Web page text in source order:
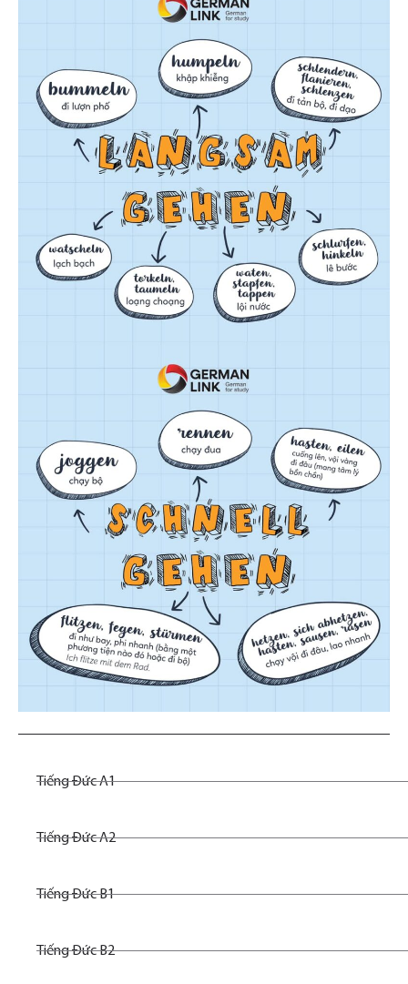
Tiếng Đức A1
Tiếng Đức A2
Tiếng Đức B1
Tiếng Đức B2